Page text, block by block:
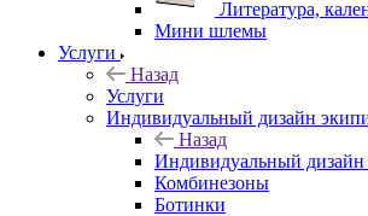
Литература,
Мини шлемы
Услуги
Назад
Услуги
Индивидуальный дизайн
Назад
Индивидуальный дизайн
Комбинезоны
Ботинки